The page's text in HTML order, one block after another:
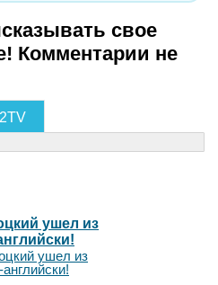
свое
Комментарии не
ушел из